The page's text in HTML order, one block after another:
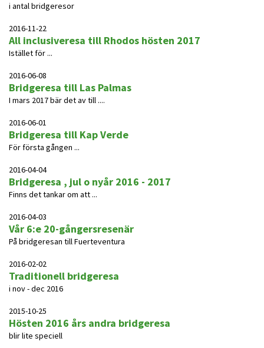
i antal bridgeresor
2016-11-22
All inclusiveresa till Rhodos hösten 2017
Istället för ...
2016-06-08
Bridgeresa till Las Palmas
I mars 2017 bär det av till ....
2016-06-01
Bridgeresa till Kap Verde
För första gången ...
2016-04-04
Bridgeresa , jul o nyår 2016 - 2017
Finns det tankar om att ...
2016-04-03
Vår 6:e 20-gångersresenär
På bridgeresan till Fuerteventura
2016-02-02
Traditionell bridgeresa
i nov - dec 2016
2015-10-25
Hösten 2016 års andra bridgeresa
blir lite speciell